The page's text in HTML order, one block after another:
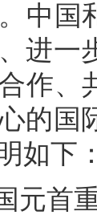
中国
进一
作、
的国
如下：
元首